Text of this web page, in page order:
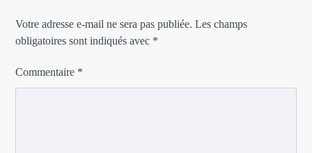
Votre adresse e-mail ne sera pas publiée. Les champs
obligatoires sont indiqués avec *
Commentaire *